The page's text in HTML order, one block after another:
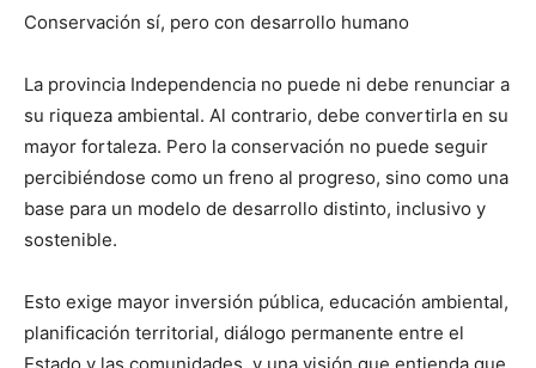
Conservación sí, pero con desarrollo humano
La provincia Independencia no puede ni debe renunciar a
su riqueza ambiental. Al contrario, debe convertirla en su
mayor fortaleza. Pero la conservación no puede seguir
percibiéndose como un freno al progreso, sino como una
base para un modelo de desarrollo distinto, inclusivo y
sostenible.
Esto exige mayor inversión pública, educación ambiental,
planificación territorial, diálogo permanente entre el